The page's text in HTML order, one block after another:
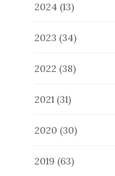
2024 (13)
2023 (34)
2022 (38)
2021 (31)
2020 (30)
2019 (63)